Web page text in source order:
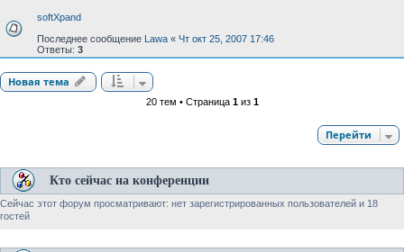
softXpand
Последнее сообщение Lawa « Чт окт 25, 2007 17:46
Ответы: 3
Новая тема
20 тем • Страница 1из 1
Перейти
Кто сейчас на конференции
Сейчас этот форум просматривают: нет зарегистрированных пользователей и 18
гостей